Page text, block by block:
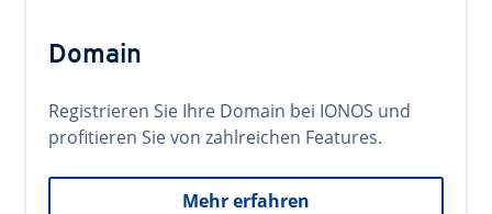
Domain
Registrieren Sie Ihre Domain bei IONOS und
profitieren Sie von zahlreichen Features.
Mehr erfahren